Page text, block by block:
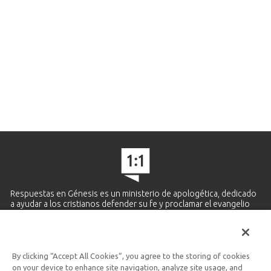
Respuestas en Génesis es un ministerio de apologética, dedicado
a ayudar a los cristianos defender su fe y proclamar el evangelio
Ministerio Hispano y Latinoamericano
By clicking “Accept All Cookies”, you agree to the storing of cookies
on your device to enhance site navigation, analyze site usage, and